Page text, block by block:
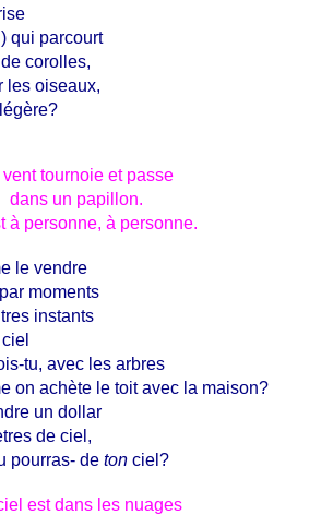
qui parcourt
corolles,
les oiseaux,
vent tournoie et passe
dans un papillon.
à personne, à personne.
le vendre
moments
instants
ciel
tu, avec les arbres
on achète le toit avec la maison?
un dollar
de ciel,
pourras- de ton ciel?
est dans les nuages